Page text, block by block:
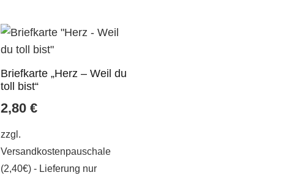
Briefkarte „Herz – Weil du
toll bist“
2,80€
zzgl.
Versandkostenpauschale
(2,40€) - Lieferung nur